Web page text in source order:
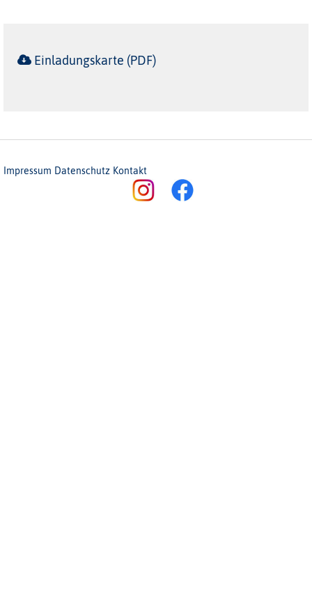
Einladungskarte (PDF)
Impressum Datenschutz Kontakt